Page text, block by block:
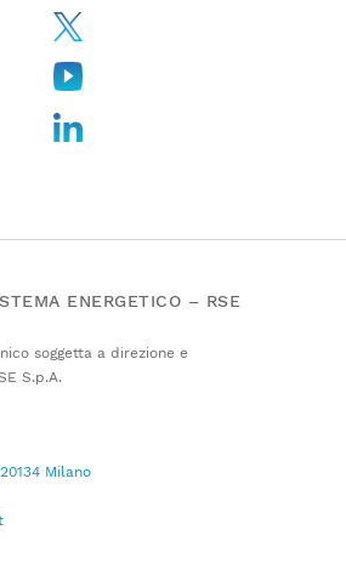
ENERGETICO – RSE
soggetta a direzione e
S.p.A.
Milano